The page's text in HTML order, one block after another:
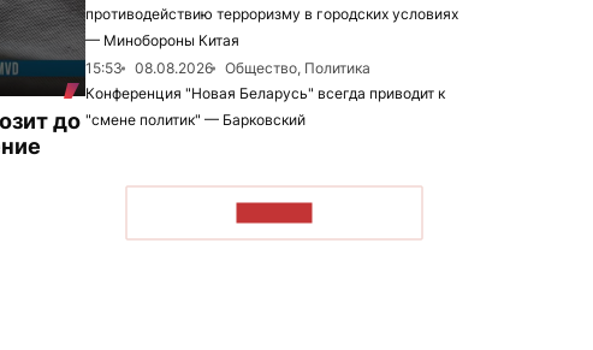
до
противодействию терроризму в городских условиях
— Минобороны Китая
15:53
08.08.2026
Общество, Политика
Конференция "Новая Беларусь" всегда приводит к
"смене политик" — Барковский